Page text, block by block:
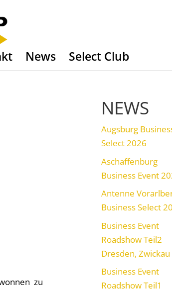
News Select Club
zu
NEWS
Augsburg
Select 2026
Aschaffenburg
Business Event
Antenne
Business Select
Business Event
Roadshow Teil2
Dresden, Zwickau
Business Event
Roadshow Teil1